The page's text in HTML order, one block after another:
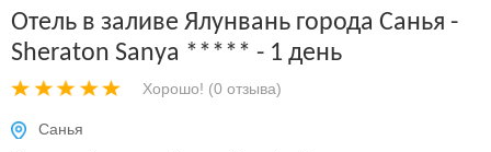
Интересные
Путеводитель по Китаю
Экскурсионный гид по городу
Новости
Отель в заливе Ялунвань города Санья -
Sheraton Sanya ***** - 1 день
Хорошо! (0 отзыва)
Санья